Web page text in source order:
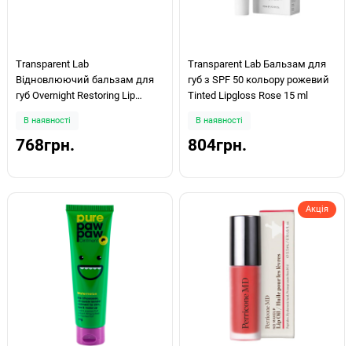
Transparent Lab
Відновлюючий бальзам для
губ Overnight Restoring Lip
В наявності
768грн.
Transparent Lab Бальзам для
губ з SPF 50 кольору рожевий
Tinted Lipgloss Rose 15 ml
В наявності
804грн.
Акція